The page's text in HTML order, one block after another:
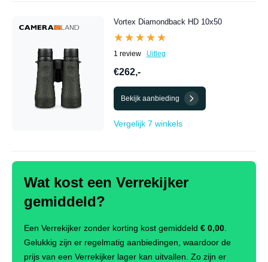
Vortex Diamondback HD 10x50
★★★★★
★★★★★
1 review Uitleg
€262,-
Bekijk aanbieding
Vergelijk 7 winkels
Wat kost een Verrekijker
gemiddeld?
Een Verrekijker zonder korting kost gemiddeld € 0,00
Gelukkig zijn er regelmatig aanbiedingen, waardoor de
prijs van een Verrekijker lager kan uitvallen. Zo zijn er